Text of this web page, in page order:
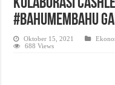
Kolaborasi
#BahuMembahu
Oktober 15, 2021
688 Views